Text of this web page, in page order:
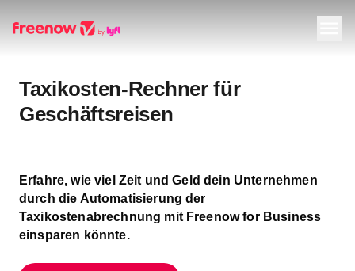
Navigation
Inhalt
Fußzeile
Taxikosten-Rechner für
Geschäftsreisen
Erfahre, wie viel Zeit und Geld dein Unternehmen
durch die Automatisierung der
Taxikostenabrechnung mit Freenow for Business
einsparen könnte.